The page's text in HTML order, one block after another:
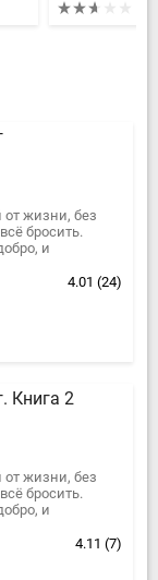
жизни, без
бросить.
и
4.01 (24)
Книга 2
жизни, без
бросить.
и
4.11 (7)